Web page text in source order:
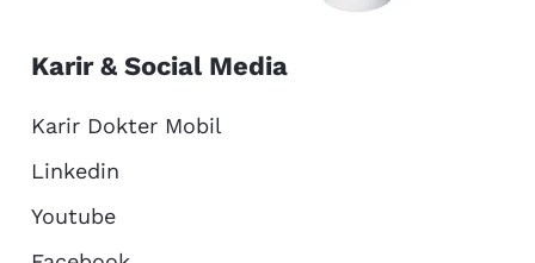
Karir & Social Media
Karir Dokter Mobil
Linkedin
Youtube